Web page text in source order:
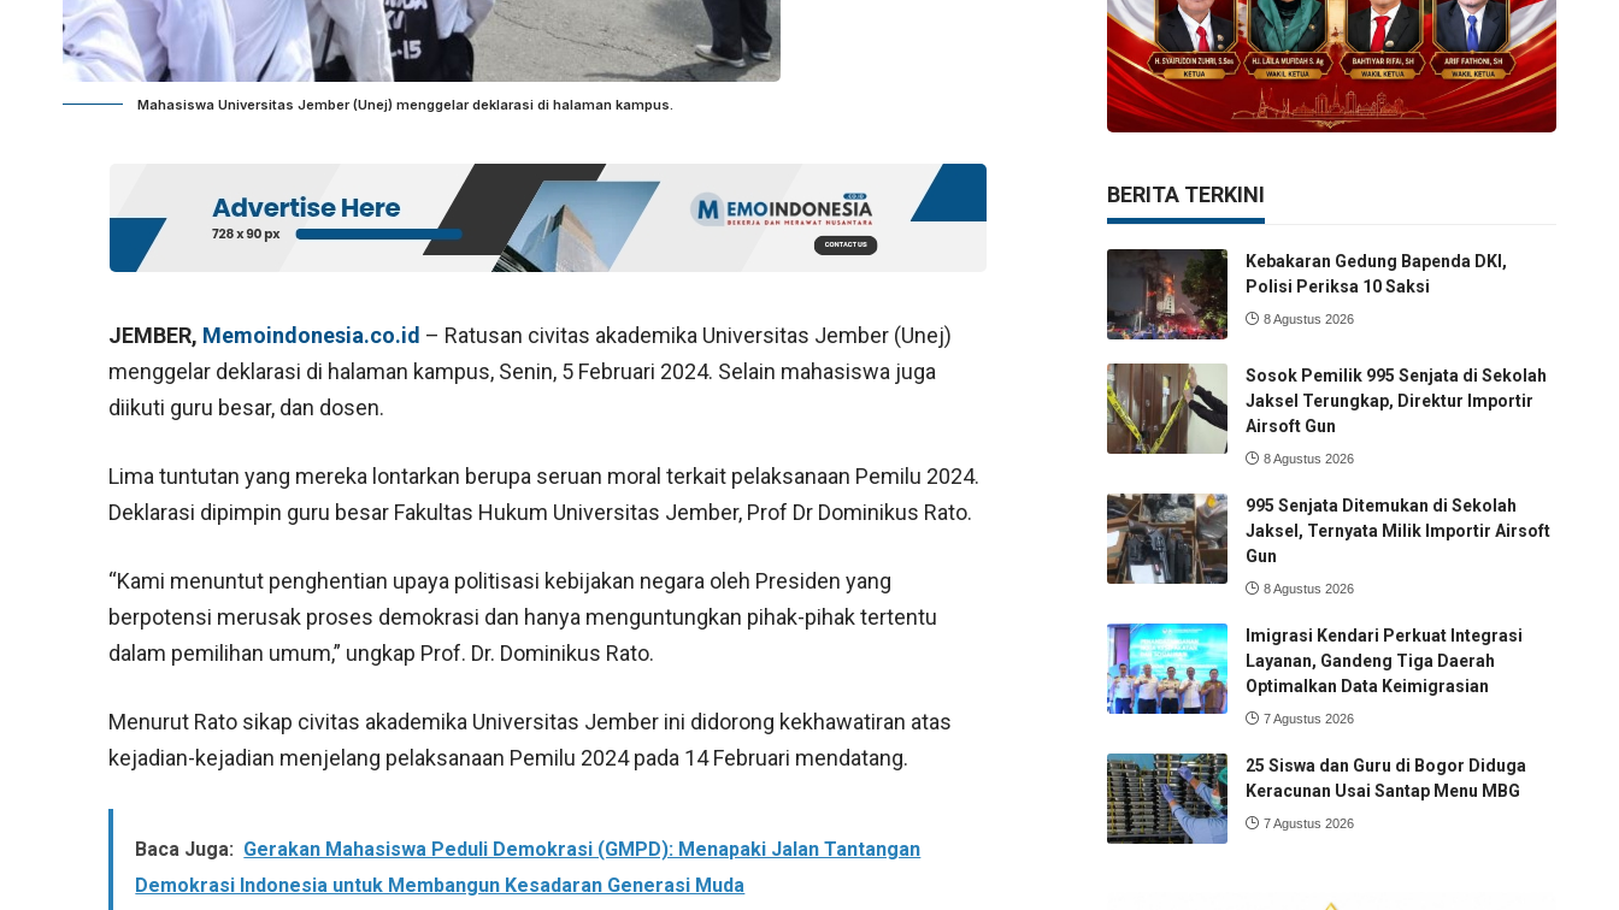
Mahasiswa Universitas Jember (Unej) menggelar deklarasi di halaman kampus.
JEMBER, Memoindonesia.co.id – Ratusan civitas akademika Universitas Jember (Unej)
menggelar deklarasi di halaman kampus, Senin, 5 Februari 2024. Selain mahasiswa juga
diikuti guru besar, dan dosen.
Lima tuntutan yang mereka lontarkan berupa seruan moral terkait pelaksanaan Pemilu 2024.
Deklarasi dipimpin guru besar Fakultas Hukum Universitas Jember, Prof Dr Dominikus Rato.
“Kami menuntut penghentian upaya politisasi kebijakan negara oleh Presiden yang
berpotensi merusak proses demokrasi dan hanya menguntungkan pihak-pihak tertentu
dalam pemilihan umum,” ungkap Prof. Dr. Dominikus Rato.
Menurut Rato sikap civitas akademika Universitas Jember ini didorong kekhawatiran atas
kejadian-kejadian menjelang pelaksanaan Pemilu 2024 pada 14 Februari mendatang.
Baca Juga: Gerakan Mahasiswa Peduli Demokrasi (GMPD): Menapaki Jalan Tantangan
Demokrasi Indonesia untuk Membangun Kesadaran Generasi Muda
BERITA TERKINI
Kebakaran Gedung Bapenda DKI,
Polisi Periksa 10 Saksi
8 Agustus 2026
Sosok Pemilik 995 Senjata di Sekolah
Jaksel Terungkap, Direktur Importir
Airsoft Gun
8 Agustus 2026
995 Senjata Ditemukan di Sekolah
Jaksel, Ternyata Milik Importir Airsoft
Gun
8 Agustus 2026
Imigrasi Kendari Perkuat Integrasi
Layanan, Gandeng Tiga Daerah
Optimalkan Data Keimigrasian
7 Agustus 2026
25 Siswa dan Guru di Bogor Diduga
Keracunan Usai Santap Menu MBG
7 Agustus 2026